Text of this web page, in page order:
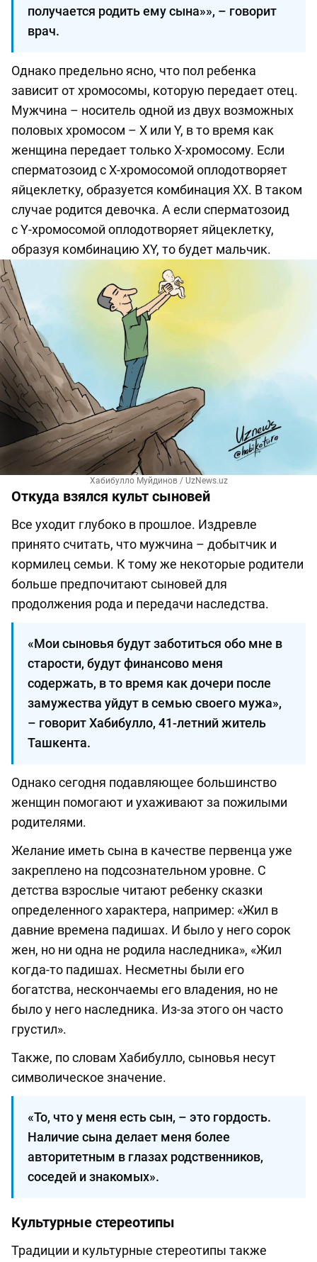
получается родить ему сына»», – говорит
врач.
Однако предельно ясно, что пол ребенка
зависит от хромосомы, которую передает отец.
Мужчина – носитель одной из двух возможных
половых хромосом – X или Y, в то время как
женщина передает только X-хромосому. Если
сперматозоид с X-хромосомой оплодотворяет
яйцеклетку, образуется комбинация XX. В таком
случае родится девочка. А если сперматозоид
с Y-хромосомой оплодотворяет яйцеклетку,
образуя комбинацию XY, то будет мальчик.
Хабибулло Муйдинов / UzNews.uz
Откуда взялся культ сыновей
Все уходит глубоко в прошлое. Издревле
принято считать, что мужчина – добытчик и
кормилец семьи. К тому же некоторые родители
больше предпочитают сыновей для
продолжения рода и передачи наследства.
«Мои сыновья будут заботиться обо мне в
старости, будут финансово меня
содержать, в то время как дочери после
замужества уйдут в семью своего мужа»,
– говорит Хабибулло, 41-летний житель
Ташкента.
Однако сегодня подавляющее большинство
женщин помогают и ухаживают за пожилыми
родителями.
Желание иметь сына в качестве первенца уже
закреплено на подсознательном уровне. С
детства взрослые читают ребенку сказки
определенного характера, например: «Жил в
давние времена падишах. И было у него сорок
жен, но ни одна не родила наследника», «Жил
когда-то падишах. Несметны были его
богатства, нескончаемы его владения, но не
было у него наследника. Из-за этого он часто
грустил».
Также, по словам Хабибулло, сыновья несут
символическое значение.
«То, что у меня есть сын, – это гордость.
Наличие сына делает меня более
авторитетным в глазах родственников,
соседей и знакомых».
Культурные стереотипы
Традиции и культурные стереотипы также